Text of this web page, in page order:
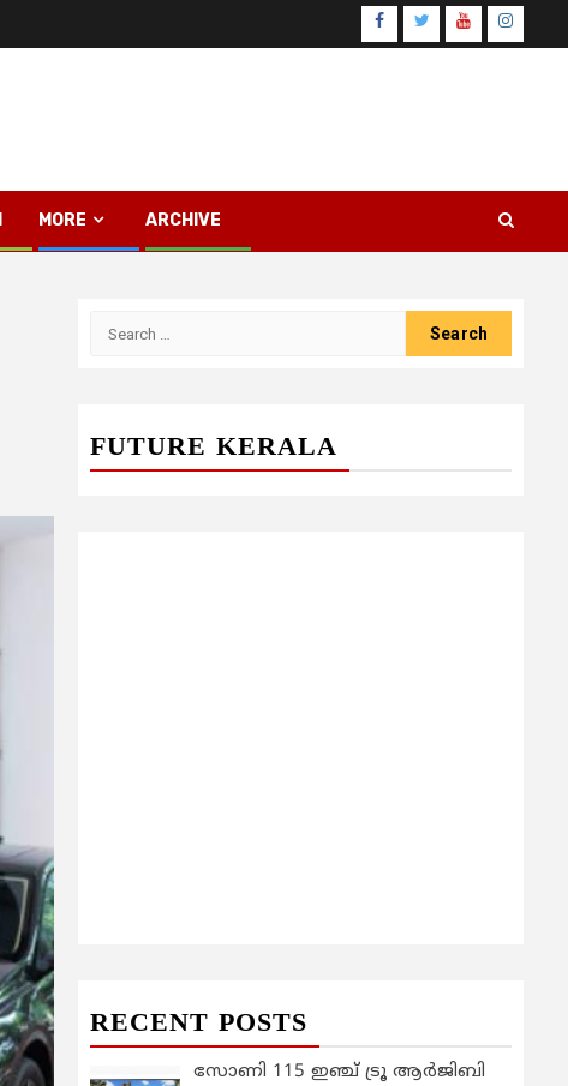
Facebook
TwitterYoutube
MORE ARCHIVE
FUTURE KERALA
RECENT POSTS
സോണി 115 ഇഞ്ച് ട്രൂ ആർജിബി